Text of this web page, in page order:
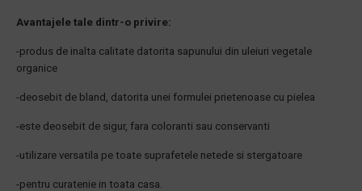
Avantajele tale dintr-o privire:
-produs de inalta calitate datorita sapunului din uleiuri vegetale
organice
-deosebit de bland, datorita unei formulei prietenoase cu pielea
-este deosebit de sigur, fara coloranti sau conservanti
-utilizare versatila pe toate suprafetele netede si stergatoare
-pentru curatenie in toata casa.